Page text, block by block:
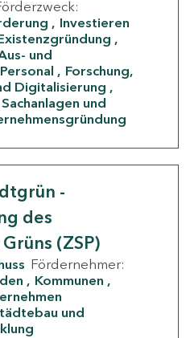
Investieren
und
Forschung,
Digitalisierung
und
-
des
(ZSP)
Fördernehmer:
Kommunen
und